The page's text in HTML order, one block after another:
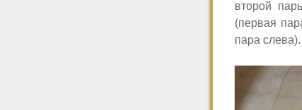
второй
(первая
пара